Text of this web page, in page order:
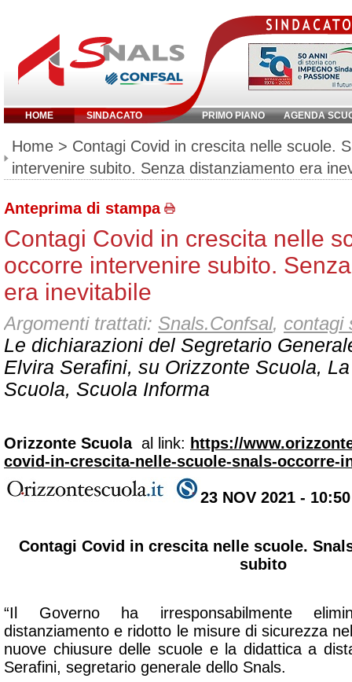
HOME SINDACATO PRIMO PIANO AGENDA
Inserisci parola chiave:
Home > Contagi Covid in crescita nelle scuole.
intervenire subito. Senza distanziamento era
Anteprima di stampa
Contagi Covid in crescita nelle
occorre intervenire subito.
era inevitabile
Argomenti trattati: Snals.Confsal, contagi
Le dichiarazioni del Segretario
Elvira Serafini, su Orizzonte Scuola,
Scuola, Scuola Informa
Orizzonte Scuolaal link: https://
covid-in-crescita-nelle-scuole-snals-occorre-
23 NOV 2021 - 10:50
Contagi Covid in crescita nelle scuole.
subito
“Il Governo ha irresponsabilmente
distanziamento e ridotto le misure di sicurezza
nuove chiusure delle scuole e la didattica a
Serafini, segretario generale dello Snals.